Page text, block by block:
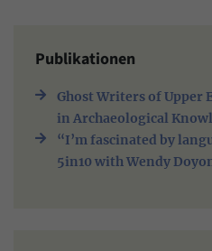
Publikationen
Ghost Writers of Upper
in Archaeological
“I’m fascinated by
5in10 with Wendy